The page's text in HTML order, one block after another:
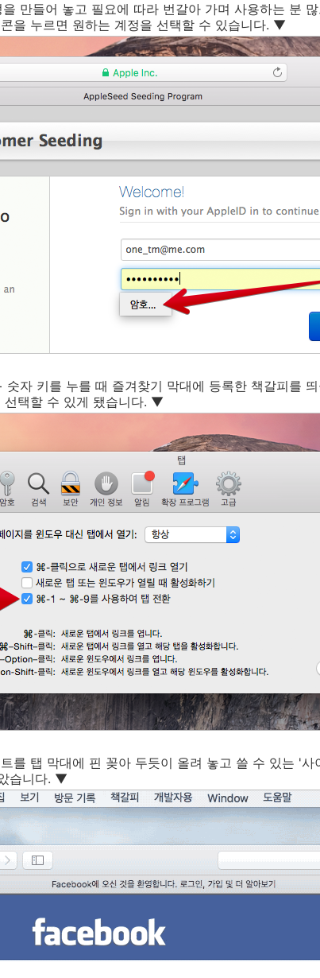
만들어 놓고 필요에 따라 번갈아 가며 사용하는 분
을 누르면 원하는 계정을 선택할 수 있습니다. ▼
자 키를 누를 때 즐겨찾기 막대에 등록한 책갈피를
선택할 수 있게 됐습니다. ▼
를 탭 막대에 핀 꽂아 두듯이 올려 놓고 쓸 수 있는 '
습니다. ▼